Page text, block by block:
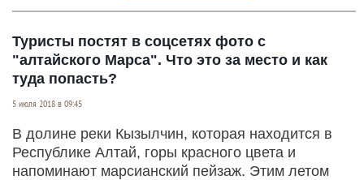
Туристы постят в соцсетях фото с
"алтайского Марса". Что это за место и как
туда попасть?
5 июля 2018 в 09:45
В долине реки Кызылчин, которая находится в
Республике Алтай, горы красного цвета и
напоминают марсианский пейзаж. Этим летом